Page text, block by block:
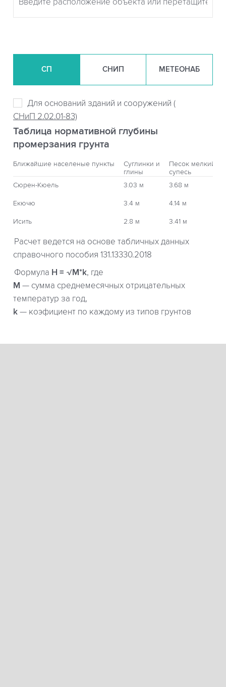
СП СНИП МЕТЕОНАБ
Для оснований зданий и сооружений (
СНиП 2.02.01-83)
Таблица нормативной глубины
промерзания грунта
Ближайшие населеные пункты
Суглинки и
глины
Песок мелкий,
супесь
Сюрен-Кюель
3.03 м 3.68 м
Екючю 3.4 м 4.14 м
Исить 2.8 м 3.41 м
Расчет ведется на основе табличных данных
справочного пособия 131.13330.2018
Формула H = √M*k, где
М — сумма среднемесячных отрицательных
температур за год,
k — коэфициент по каждому из типов грунтов